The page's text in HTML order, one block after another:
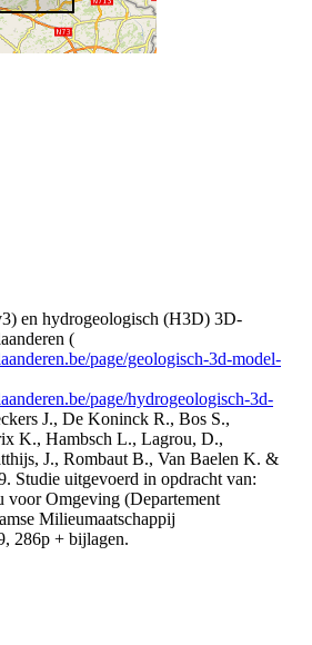
en hydrogeologisch (H3D) 3D-
(
page/geologisch-3d-model-
page/hydrogeologisch-3d-
J., De Koninck R., Bos S.,
K., Hambsch L., Lagrou, D.,
J., Rombaut B., Van Baelen K. &
Studie uitgevoerd in opdracht van:
voor Omgeving (Departement
Milieumaatschappij
286p + bijlagen.